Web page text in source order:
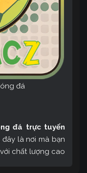
đá
đá trực tuyến
đây là nơi mà bạn
với chất lượng cao